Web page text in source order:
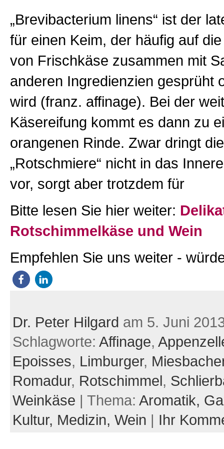
„Brevibacterium linens“ ist der
für einen Keim, der häufig auf
von Frischkäse zusammen mit
anderen Ingredienzien gesprüht
wird (franz. affinage). Bei der
Käsereifung kommt es dann zu
orangenen Rinde. Zwar dringt
„Rotschmiere“ nicht in das
vor, sorgt aber trotzdem für
Bitte lesen Sie hier weiter:
Rotschimmelkäse und Wein
Empfehlen Sie uns weiter -
Dr. Peter Hilgard am 5. Juni
Schlagworte: Affinage,
Epoisses, Limburger,
Romadur, Rotschimmel,
Weinkäse | Thema: Aromatik,
Kultur, Medizin, Wein | Ihr